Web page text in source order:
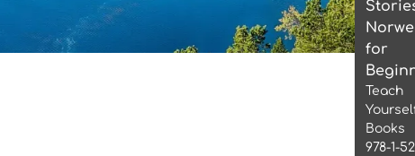
for
Teach
Books
978-1-